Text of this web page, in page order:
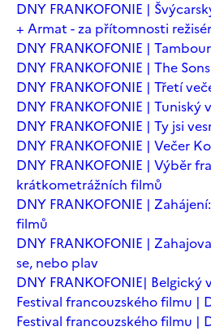
DNY FRANKOFONIE |
+ Armat - za přítomnosti
DNY FRANKOFONIE |
DNY FRANKOFONIE | The
DNY FRANKOFONIE | Třetí
DNY FRANKOFONIE | Tuniský
DNY FRANKOFONIE | Ty jsi
DNY FRANKOFONIE | Večer
DNY FRANKOFONIE | Výběr
krátkometrážních filmů
DNY FRANKOFONIE |
filmů
DNY FRANKOFONIE |
se, nebo plav
DNY FRANKOFONIE| Belgický
Festival francouzského filmu |
Festival francouzského filmu |